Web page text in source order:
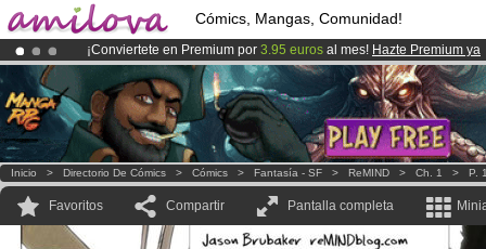
Cómics, Mangas, Comunidad!
¡Conviertete en Premium por 3.95 euros al mes! Hazte Premium ya
¡El Kickstarter Amilova está desormado lanzado!.
¡Ya tenemos 134393miembrosy 1208 Cómics y Mangas!.
Inicio > Directorio De Cómics > Cómics > Fantasía - SF > ReMIND > Ch. 1 > P.
Favoritos Compartir Pantalla completa